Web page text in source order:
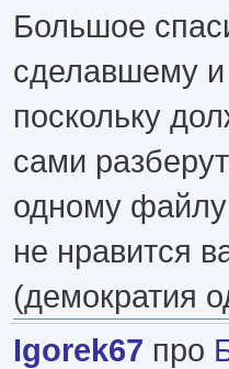
Большое
сделавшему
поскольку
сами
одному
не нравится
(демократия
Igorek67 про